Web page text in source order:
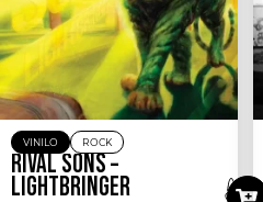
VINILO ROCK
RIVAL SONS –
LIGHTBRINGER